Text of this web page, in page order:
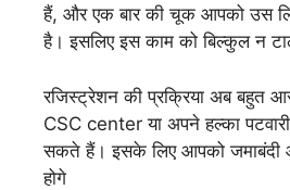
हैं, और एक बार की चूक आपको उस
है। इसलिए इस काम को बिल्कुल न
रजिस्ट्रेशन की प्रक्रिया अब बहुत
CSC center या अपने हल्का
सकते हैं। इसके लिए आपको जमाबंदी
होगे